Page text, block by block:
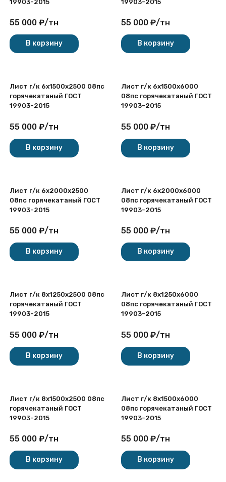
19903-2015
55 000 ₽/тн
В корзину
19903-2015
55 000 ₽/тн
В корзину
Лист г/к 6х1500x2500 08пс
горячекатаный ГОСТ
19903-2015
55 000 ₽/тн
В корзину
Лист г/к 6х1500x6000
08пс горячекатаный ГОСТ
19903-2015
55 000 ₽/тн
В корзину
Лист г/к 6х2000x2500
08пс горячекатаный ГОСТ
19903-2015
55 000 ₽/тн
В корзину
Лист г/к 6х2000x6000
08пс горячекатаный ГОСТ
19903-2015
55 000 ₽/тн
В корзину
Лист г/к 8х1250x2500 08пс
горячекатаный ГОСТ
19903-2015
55 000 ₽/тн
В корзину
Лист г/к 8х1250x6000
08пс горячекатаный ГОСТ
19903-2015
55 000 ₽/тн
В корзину
Лист г/к 8х1500x2500 08пс
горячекатаный ГОСТ
19903-2015
55 000 ₽/тн
В корзину
Лист г/к 8х1500x6000
08пс горячекатаный ГОСТ
19903-2015
55 000 ₽/тн
В корзину